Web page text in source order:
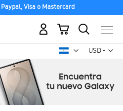
Visa o Mastercard
USD -
dólar
Mi carrito